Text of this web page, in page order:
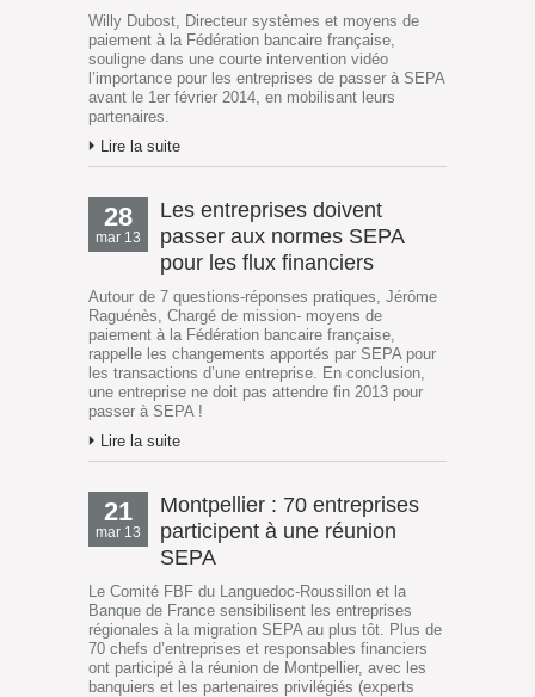
Willy Dubost, Directeur systèmes et moyens de
paiement à la Fédération bancaire française,
souligne dans une courte intervention vidéo
l’importance pour les entreprises de passer à SEPA
avant le 1er février 2014, en mobilisant leurs
partenaires.
Lire la suite
28
mar 13
Les entreprises doivent
passer aux normes SEPA
pour les flux financiers
Autour de 7 questions-réponses pratiques, Jérôme
Raguénès, Chargé de mission- moyens de
paiement à la Fédération bancaire française,
rappelle les changements apportés par SEPA pour
les transactions d’une entreprise. En conclusion,
une entreprise ne doit pas attendre fin 2013 pour
passer à SEPA !
Lire la suite
21
mar 13
Montpellier : 70 entreprises
participent à une réunion
SEPA
Le Comité FBF du Languedoc-Roussillon et la
Banque de France sensibilisent les entreprises
régionales à la migration SEPA au plus tôt. Plus de
70 chefs d’entreprises et responsables financiers
ont participé à la réunion de Montpellier, avec les
banquiers et les partenaires privilégiés (experts